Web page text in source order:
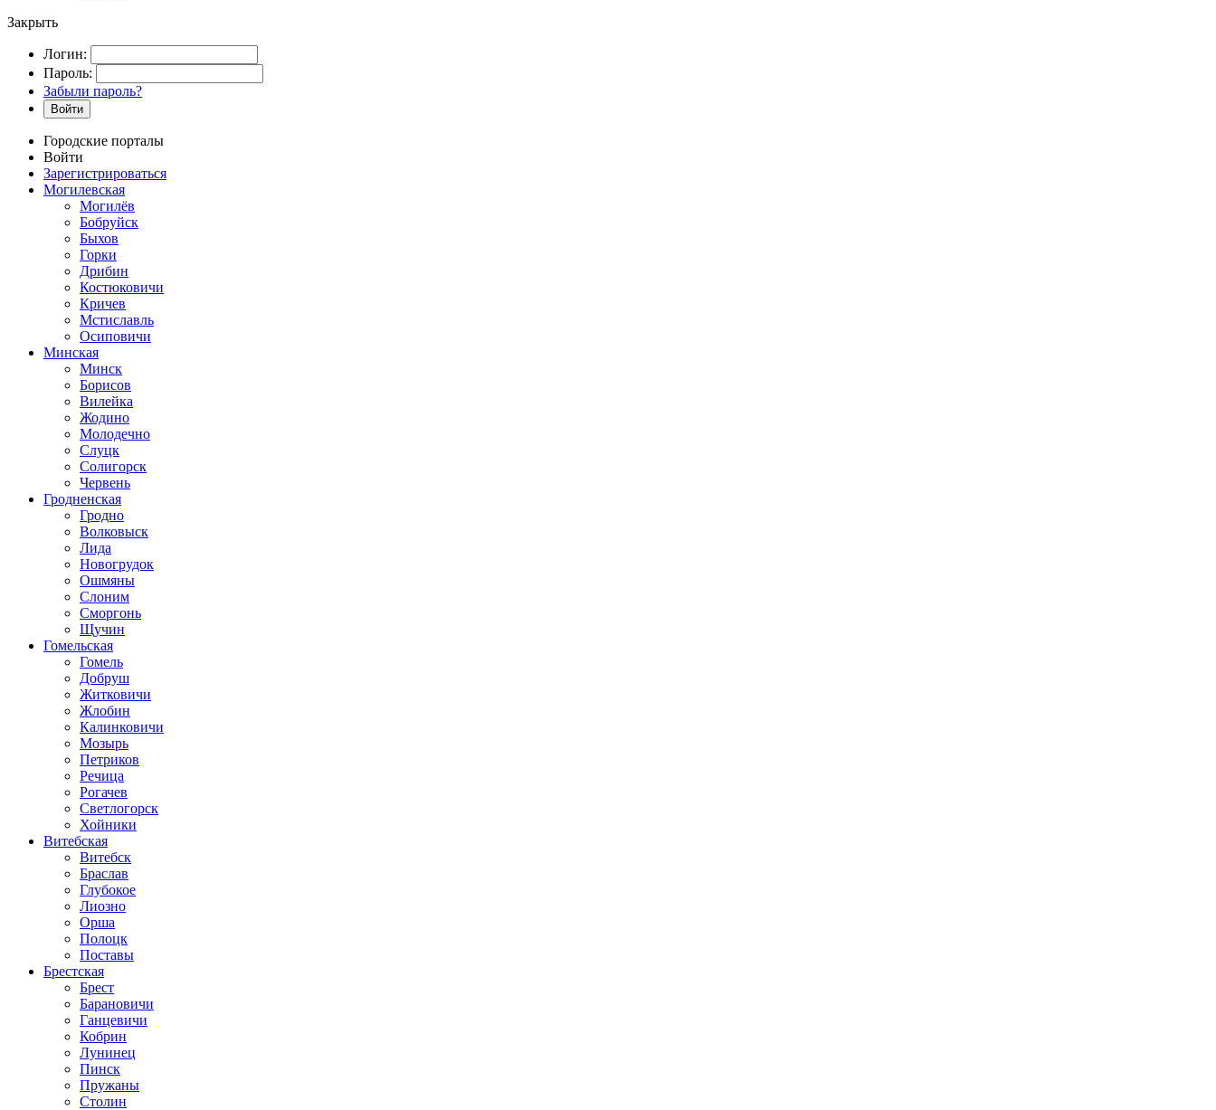
Закрыть
Логин:
Пароль:
Забыли пароль?
Войти
Городские порталы
Войти
Зарегистрироваться
Могилевская
Могилёв
Бобруйск
Быхов
Горки
Дрибин
Костюковичи
Кричев
Мстиславль
Осиповичи
Минская
Минск
Борисов
Вилейка
Жодино
Молодечно
Слуцк
Солигорск
Червень
Гродненская
Гродно
Волковыск
Лида
Новогрудок
Ошмяны
Слоним
Сморгонь
Щучин
Гомельская
Гомель
Добруш
Житковичи
Жлобин
Калинковичи
Мозырь
Петриков
Речица
Рогачев
Светлогорск
Хойники
Витебская
Витебск
Браслав
Глубокое
Лиозно
Орша
Полоцк
Поставы
Брестская
Брест
Барановичи
Ганцевичи
Кобрин
Лунинец
Пинск
Пружаны
Столин